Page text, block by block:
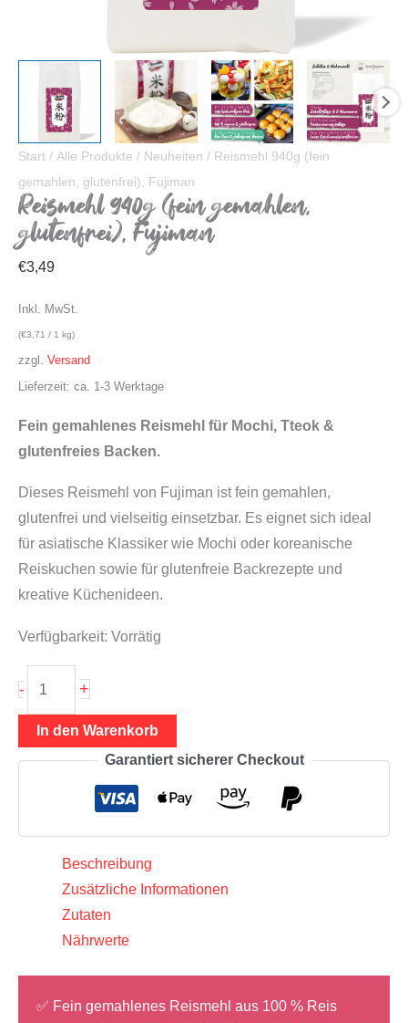
Start / Alle Produkte / Neuheiten / Reismehl 940g (fein
gemahlen, glutenfrei), Fujiman
Reismehl 940g (fein gemahlen,
glutenfrei), Fujiman
€3,49
Inkl. MwSt.
(€3,71 / 1 kg)
zzgl. Versand
Lieferzeit: ca. 1-3 Werktage
Fein gemahlenes Reismehl für Mochi, Tteok &
glutenfreies Backen.
Dieses Reismehl von Fujiman ist fein gemahlen,
glutenfrei und vielseitig einsetzbar. Es eignet sich ideal
für asiatische Klassiker wie Mochi oder koreanische
Reiskuchen sowie für glutenfreie Backrezepte und
kreative Küchenideen.
Verfügbarkeit: Vorrätig
-
Reismehl
(fein
+
In den Warenkorb
Garantiert sicherer Checkout
Beschreibung
Zusätzliche Informationen
Zutaten
Nährwerte
✅ Fein gemahlenes Reismehl aus 100 % Reis